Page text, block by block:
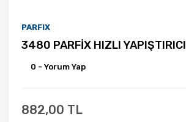
PARFIX
3480 PARFİX HIZLI YAPIŞTIRICI
0 - Yorum Yap
882,00 TL